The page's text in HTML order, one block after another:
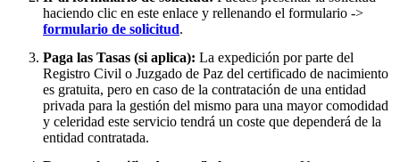
haciendo clic en este enlace y rellenando el formulario ->
formulario de solicitud.
Paga las Tasas (si aplica): La expedición por parte del
Registro Civil o Juzgado de Paz del certificado de nacimiento
es gratuita, pero en caso de la contratación de una entidad
privada para la gestión del mismo para una mayor comodidad
y celeridad este servicio tendrá un coste que dependerá de la
entidad contratada.